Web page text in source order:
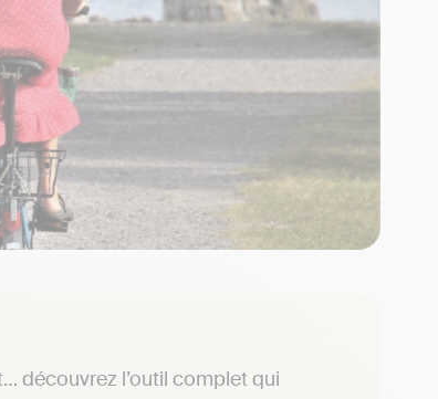
découvrez l’outil complet qui